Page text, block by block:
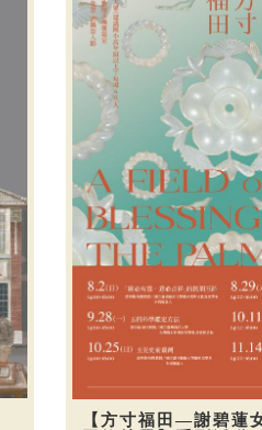
【方寸福田—謝碧蓮